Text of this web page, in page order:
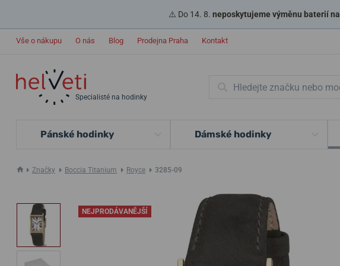
⚠️ Do 14. 8. neposkytujeme výměnu baterií
Vše o nákupu O nás Blog Prodejna Praha Kontakt
Specialisté na hodinky
Pánské hodinky Dámské hodinky
Značky Boccia Titanium Royce 3285-09
NEJPRODÁVANĚJŠÍ